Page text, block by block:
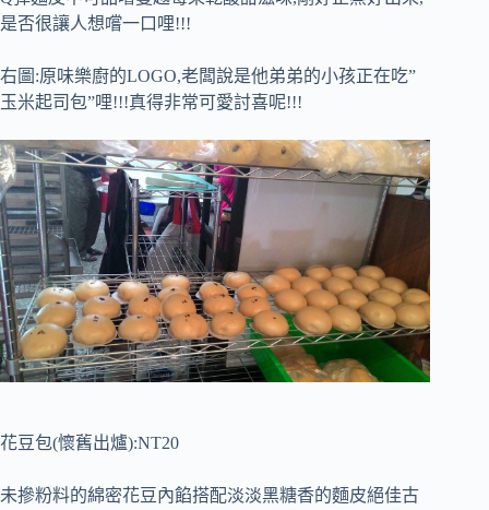
是否很讓人想嚐一口哩!!!
右圖:原味樂廚的LOGO,老闆說是他弟弟的小孩正在吃”
玉米起司包”哩!!!真得非常可愛討喜呢!!!
花豆包(懷舊出爐):NT20
未摻粉料的綿密花豆內餡搭配淡淡黑糖香的麵皮絕佳古